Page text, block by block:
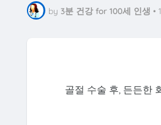
by 3분 건강 for 100세 인생 •
골절 수술 후, 든든한